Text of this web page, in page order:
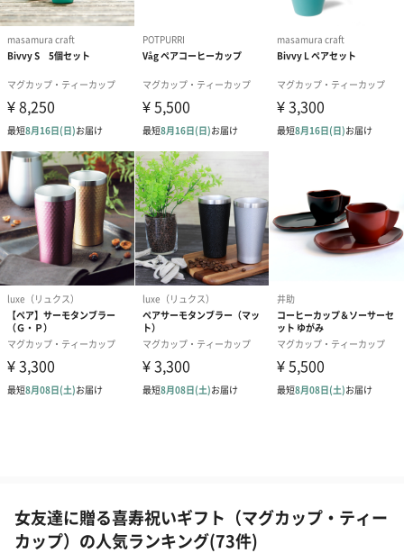
女友達に贈る喜寿祝いギフト（マグカップ・ティー
カップ）の人気ランキング(73件)